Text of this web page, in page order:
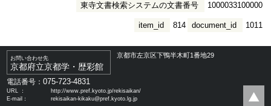
東寺文書検索システムの文書番号 1000033100000
document_id 1011
item_id 814
お問い合わせ先
京都府立京都学・歴彩館
京都市左京区下鴨半木町1番地29
電話番号：075-723-4831
URL ：
http://www.pref.kyoto.jp/rekisaikan/
E-mail：
rekisaikan-kikaku@pref.kyoto.lg.jp